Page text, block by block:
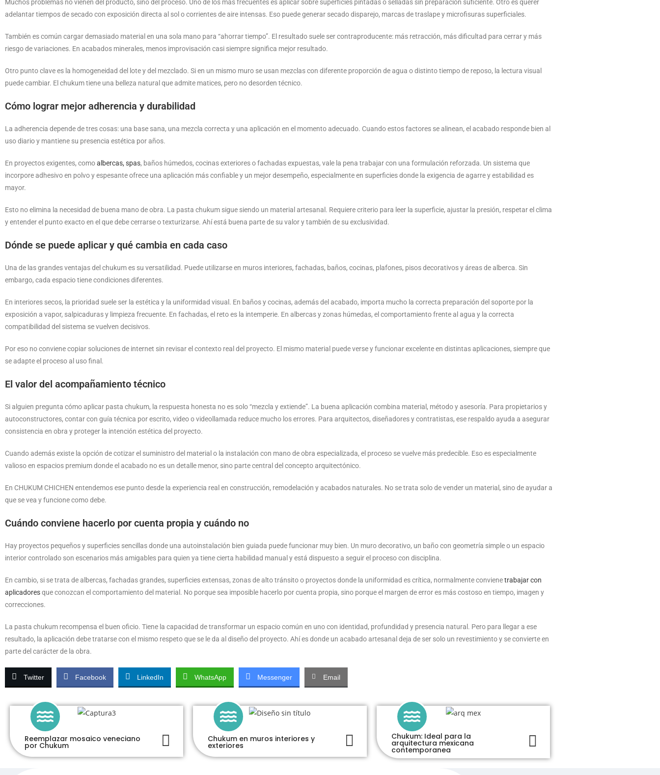
Muchos problemas no vienen del producto, sino del proceso. Uno de los más frecuentes es aplicar sobre superficies pintadas o selladas sin preparación suficiente. Otro es querer
adelantar tiempos de secado con exposición directa al sol o corrientes de aire intensas. Eso puede generar secado disparejo, marcas de traslape y microfisuras superficiales.
También es común cargar demasiado material en una sola mano para “ahorrar tiempo”. El resultado suele ser contraproducente: más retracción, más dificultad para cerrar y más
riesgo de variaciones. En acabados minerales, menos improvisación casi siempre significa mejor resultado.
Otro punto clave es la homogeneidad del lote y del mezclado. Si en un mismo muro se usan mezclas con diferente proporción de agua o distinto tiempo de reposo, la lectura visual
puede cambiar. El chukum tiene una belleza natural que admite matices, pero no desorden técnico.
Cómo lograr mejor adherencia y durabilidad
La adherencia depende de tres cosas: una base sana, una mezcla correcta y una aplicación en el momento adecuado. Cuando estos factores se alinean, el acabado responde bien al
uso diario y mantiene su presencia estética por años.
En proyectos exigentes, comoalbercas, spas, baños húmedos, cocinas exteriores o fachadas expuestas, vale la pena trabajar con una formulación reforzada. Un sistema que
incorpore adhesivo en polvo y espesante ofrece una aplicación más confiable y un mejor desempeño, especialmente en superficies donde la exigencia de agarre y estabilidad es
mayor.
Esto no elimina la necesidad de buena mano de obra. La pasta chukum sigue siendo un material artesanal. Requiere criterio para leer la superficie, ajustar la presión, respetar el clima
y entender el punto exacto en el que debe cerrarse o texturizarse. Ahí está buena parte de su valor y también de su exclusividad.
Dónde se puede aplicar y qué cambia en cada caso
Una de las grandes ventajas del chukum es su versatilidad. Puede utilizarse en muros interiores, fachadas, baños, cocinas, plafones, pisos decorativos y áreas de alberca. Sin
embargo, cada espacio tiene condiciones diferentes.
En interiores secos, la prioridad suele ser la estética y la uniformidad visual. En baños y cocinas, además del acabado, importa mucho la correcta preparación del soporte por la
exposición a vapor, salpicaduras y limpieza frecuente. En fachadas, el reto es la intemperie. En albercas y zonas húmedas, el comportamiento frente al agua y la correcta
compatibilidad del sistema se vuelven decisivos.
Por eso no conviene copiar soluciones de internet sin revisar el contexto real del proyecto. El mismo material puede verse y funcionar excelente en distintas aplicaciones, siempre que
se adapte el proceso al uso final.
El valor del acompañamiento técnico
Si alguien pregunta cómo aplicar pasta chukum, la respuesta honesta no es solo “mezcla y extiende”. La buena aplicación combina material, método y asesoría. Para propietarios y
autoconstructores, contar con guía técnica por escrito, video o videollamada reduce mucho los errores. Para arquitectos, diseñadores y contratistas, ese respaldo ayuda a asegurar
consistencia en obra y proteger la intención estética del proyecto.
Cuando además existe la opción de cotizar el suministro del material o la instalación con mano de obra especializada, el proceso se vuelve más predecible. Eso es especialmente
valioso en espacios premium donde el acabado no es un detalle menor, sino parte central del concepto arquitectónico.
En CHUKUM CHICHEN entendemos ese punto desde la experiencia real en construcción, remodelación y acabados naturales. No se trata solo de vender un material, sino de ayudar a
que se vea y funcione como debe.
Cuándo conviene hacerlo por cuenta propia y cuándo no
Hay proyectos pequeños y superficies sencillas donde una autoinstalación bien guiada puede funcionar muy bien. Un muro decorativo, un baño con geometría simple o un espacio
interior controlado son escenarios más amigables para quien ya tiene cierta habilidad manual y está dispuesto a seguir el proceso con disciplina.
En cambio, si se trata de albercas, fachadas grandes, superficies extensas, zonas de alto tránsito o proyectos donde la uniformidad es crítica, normalmente convienetrabajar con
aplicadoresque conozcan el comportamiento del material. No porque sea imposible hacerlo por cuenta propia, sino porque el margen de error es más costoso en tiempo, imagen y
correcciones.
La pasta chukum recompensa el buen oficio. Tiene la capacidad de transformar un espacio común en uno con identidad, profundidad y presencia natural. Pero para llegar a ese
resultado, la aplicación debe tratarse con el mismo respeto que se le da al diseño del proyecto. Ahí es donde un acabado artesanal deja de ser solo un revestimiento y se convierte en
parte del carácter de la obra.
Twitter Facebook LinkedIn WhatsApp Messenger Email
Reemplazar mosaico veneciano
por Chukum
Chukum en muros interiores y
exteriores
Chukum: Ideal para la
arquitectura mexicana
contemporanea